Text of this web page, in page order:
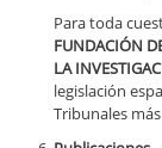
Para toda
FUNDACIÓN
LA
legislación
Tribunales